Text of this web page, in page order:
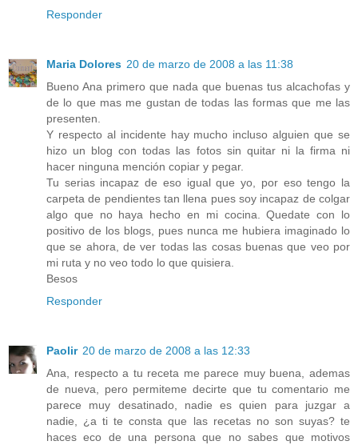
Responder
Maria Dolores 20 de marzo de 2008 a las 11:38
Bueno Ana primero que nada que buenas tus alcachofas y
de lo que mas me gustan de todas las formas que me las
presenten.
Y respecto al incidente hay mucho incluso alguien que se
hizo un blog con todas las fotos sin quitar ni la firma ni
hacer ninguna mención copiar y pegar.
Tu serias incapaz de eso igual que yo, por eso tengo la
carpeta de pendientes tan llena pues soy incapaz de colgar
algo que no haya hecho en mi cocina. Quedate con lo
positivo de los blogs, pues nunca me hubiera imaginado lo
que se ahora, de ver todas las cosas buenas que veo por
mi ruta y no veo todo lo que quisiera.
Besos
Responder
Paolir 20 de marzo de 2008 a las 12:33
Ana, respecto a tu receta me parece muy buena, ademas
de nueva, pero permiteme decirte que tu comentario me
parece muy desatinado, nadie es quien para juzgar a
nadie, ¿a ti te consta que las recetas no son suyas? te
haces eco de una persona que no sabes que motivos